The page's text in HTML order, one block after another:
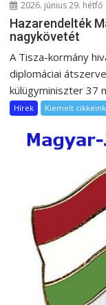
2026. június 29. hétfő
Hazarendelték
nagykövetét
A Tisza-kormány
diplomáciai
külügyminiszter 37
Hírek Kiemelt cikkeink